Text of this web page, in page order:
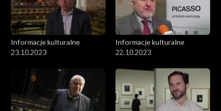
Informacje kulturalne
23.10.2023
Informacje kulturalne
22.10.2023